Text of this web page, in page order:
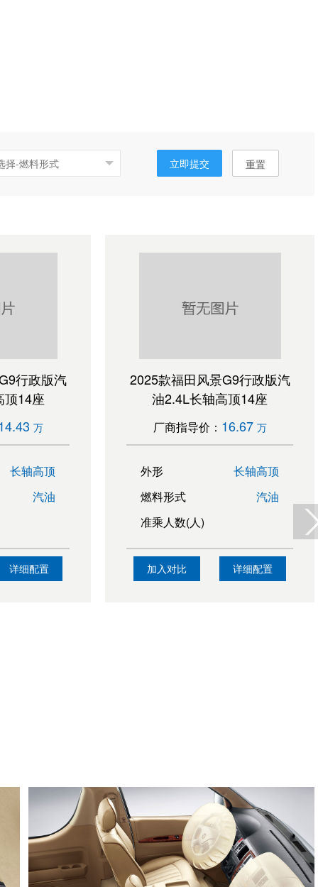
立即提交 重置
行政版汽
顶14座
万
长轴高顶
汽油
详细配置
2025款福田风景G9行政版汽
油2.4L长轴高顶14座
厂商指导价： 16.67 万
外形
长轴高顶
燃料形式
汽油
准乘人数(人)
加入对比 详细配置